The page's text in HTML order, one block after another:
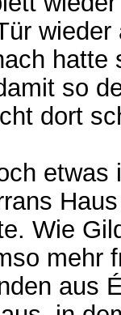
so
dort
Wie
mehr
aus